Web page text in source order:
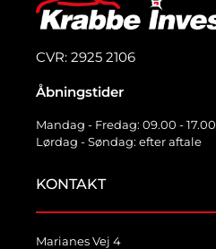
CVR: 2925 2106
Åbningstider
Mandag - Fredag: 09.00 - 17.00
Lørdag - Søndag: efter aftale
KONTAKT
Marianes Vej 4